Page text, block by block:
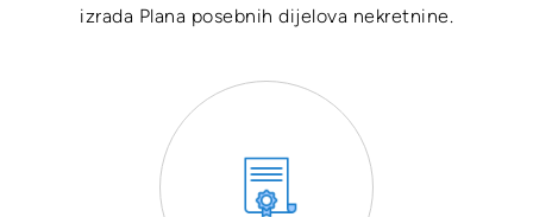
izrada Plana posebnih dijelova nekretnine.